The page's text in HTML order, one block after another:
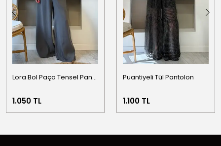
Lora Bol Paça Tensel Pantolon
1.050 TL
Puantiyeli Tül Pantolon
1.100 TL